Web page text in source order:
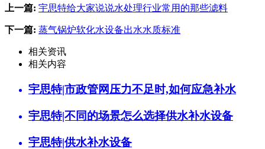
上一篇: 宇思特给大家说说水处理行业常用的那些滤料
下一篇: 蒸气锅炉软化水设备出水水质标准
相关资讯
相关内容
宇思特|市政管网压力不足时,如何应急补水
宇思特|不同的场景怎么选择供水补水设备
宇思特|供水补水设备